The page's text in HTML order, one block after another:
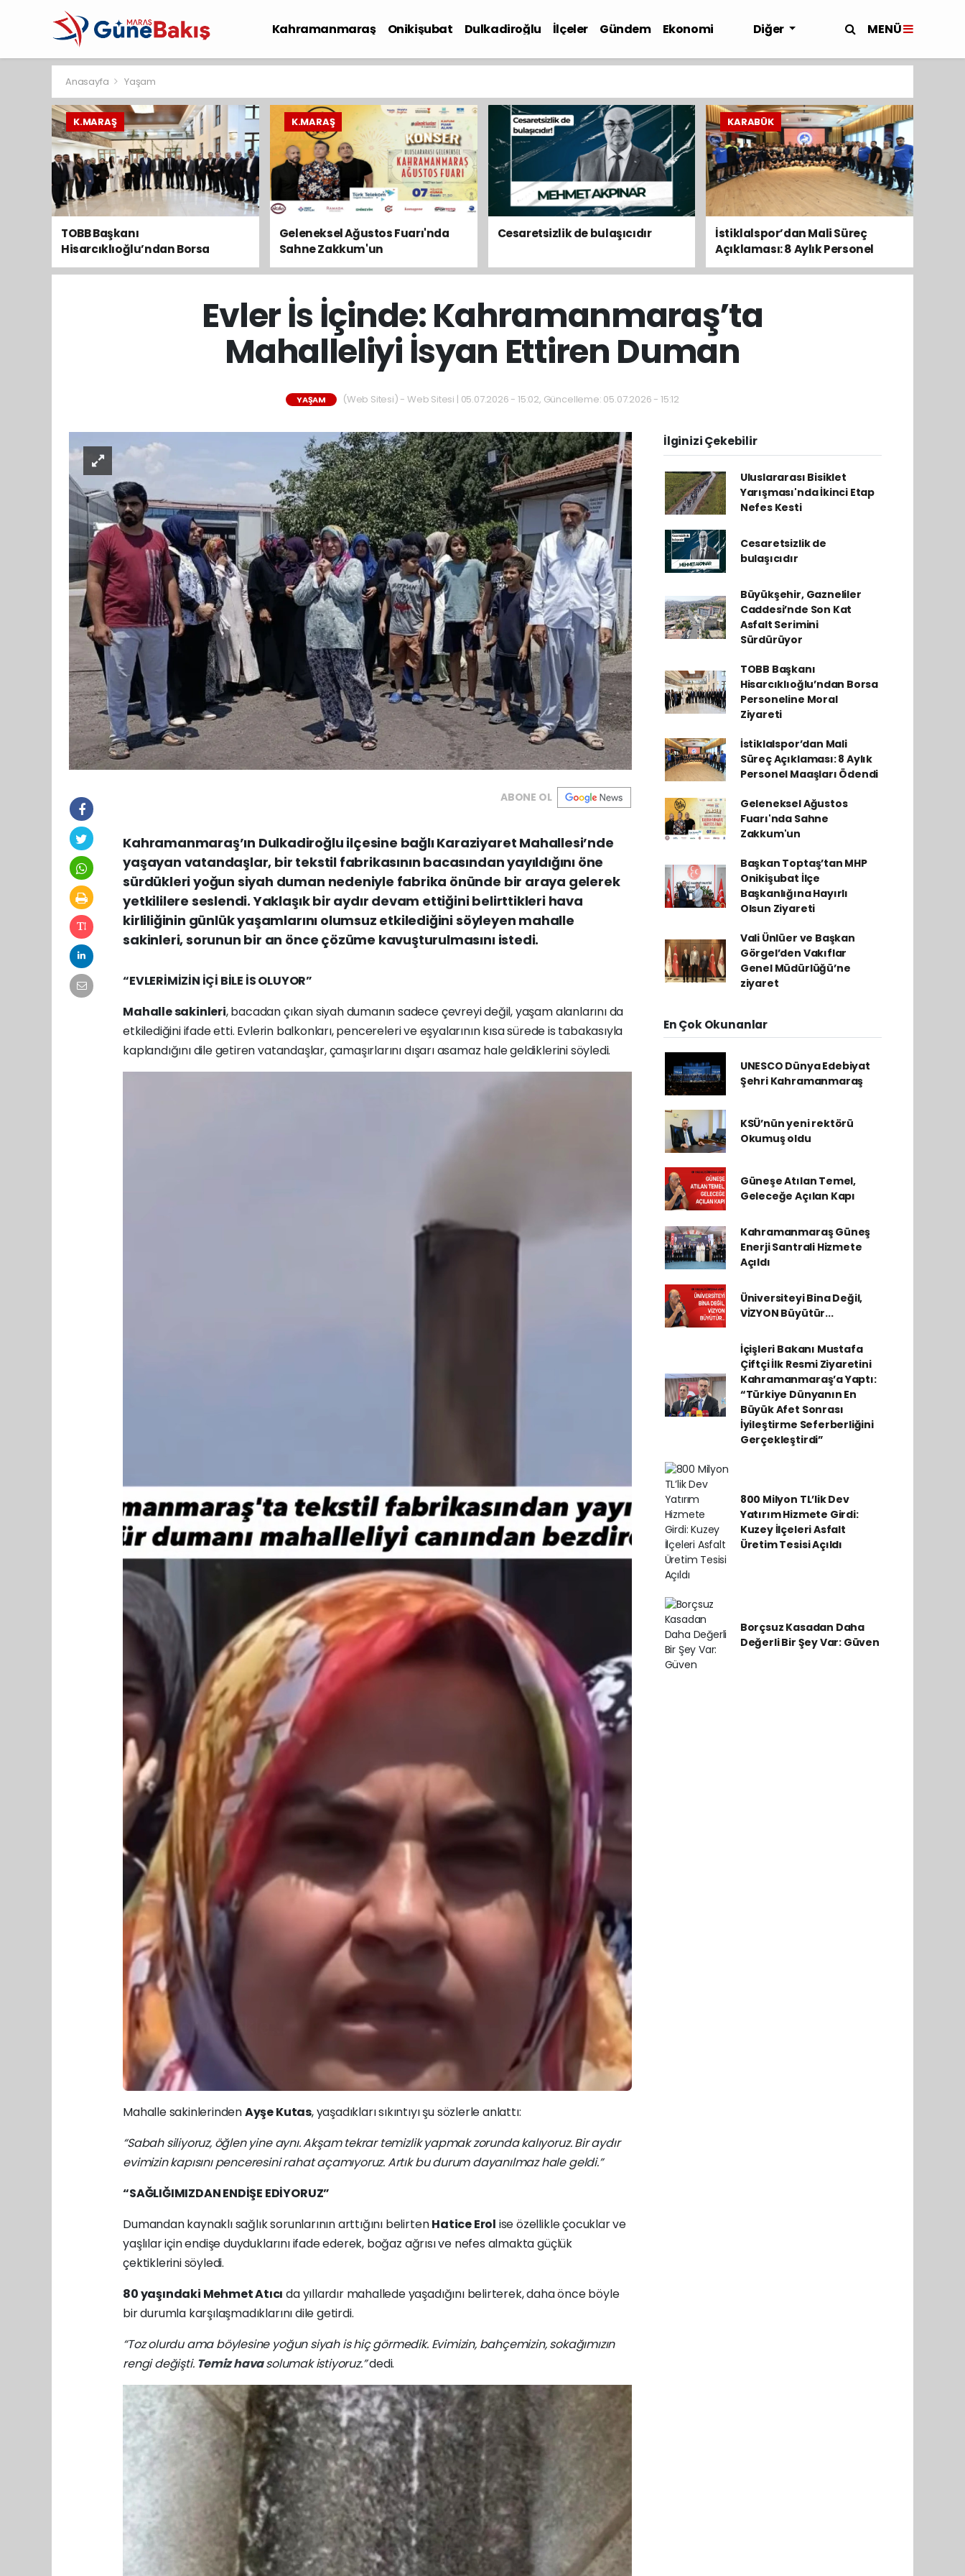
Kahramanmaraş Onikişubat Dulkadiroğlu İlçeler Gündem
Ekonomi
Diğer MENÜ
Anasayfa Yaşam
K.MARAŞ
TOBB Başkanı
Hisarcıklıoğlu’ndan Borsa
Personeline Moral Ziyareti
K.MARAŞ
Geleneksel Ağustos Fuarı'nda
Sahne Zakkum'un
Cesaretsizlik de bulaşıcıdır
KARABÜK
İstiklalspor’dan Mali Süreç
Açıklaması: 8 Aylık Personel
Maaşları Ödendi
Evler İs İçinde: Kahramanmaraş’ta
Mahalleliyi İsyan Ettiren Duman
YAŞAM (Web Sitesi) - Web Sitesi | 05.07.2026 - 15:02, Güncelleme: 05.07.2026 - 15:12
ABONE OL
Kahramanmaraş’ın Dulkadiroğlu ilçesine bağlı Karaziyaret Mahallesi’nde
yaşayan vatandaşlar, bir tekstil fabrikasının bacasından yayıldığını öne
sürdükleri yoğun siyah duman nedeniyle fabrika önünde bir araya gelerek
yetkililere seslendi. Yaklaşık bir aydır devam ettiğini belirttikleri hava
kirliliğinin günlük yaşamlarını olumsuz etkilediğini söyleyen mahalle
sakinleri, sorunun bir an önce çözüme kavuşturulmasını istedi.
“EVLERİMİZİN İÇİ BİLE İS OLUYOR”
Mahalle sakinleri, bacadan çıkan siyah dumanın sadece çevreyi değil, yaşam alanlarını da
etkilediğini ifade etti. Evlerin balkonları, pencereleri ve eşyalarının kısa sürede is tabakasıyla
kaplandığını dile getiren vatandaşlar, çamaşırlarını dışarı asamaz hale geldiklerini söyledi.
Mahalle sakinlerindenAyşe Kutas, yaşadıkları sıkıntıyı şu sözlerle anlattı:
“Sabah siliyoruz, öğlen yine aynı. Akşam tekrar temizlik yapmak zorunda kalıyoruz. Bir aydır
evimizin kapısını penceresini rahat açamıyoruz. Artık bu durum dayanılmaz hale geldi.”
“SAĞLIĞIMIZDAN ENDİŞE EDİYORUZ”
Dumandan kaynaklı sağlık sorunlarının arttığını belirtenHatice Erol ise özellikle çocuklar ve
yaşlılar için endişe duyduklarını ifade ederek, boğaz ağrısı ve nefes almakta güçlük
çektiklerini söyledi.
80 yaşındaki Mehmet Atıcı da yıllardır mahallede yaşadığını belirterek, daha önce böyle
bir durumla karşılaşmadıklarını dile getirdi.
“Toz olurdu ama böylesine yoğun siyah is hiç görmedik. Evimizin, bahçemizin, sokağımızın
rengi değişti. Temiz havasolumak istiyoruz.”dedi.
İlginizi Çekebilir
Uluslararası Bisiklet
Yarışması'nda İkinci Etap
Nefes Kesti
Cesaretsizlik de
bulaşıcıdır
Büyükşehir, Gazneliler
Caddesi’nde Son Kat
Asfalt Serimini
Sürdürüyor
TOBB Başkanı
Hisarcıklıoğlu’ndan Borsa
Personeline Moral
Ziyareti
İstiklalspor’dan Mali
Süreç Açıklaması: 8 Aylık
Personel Maaşları Ödendi
Geleneksel Ağustos
Fuarı'nda Sahne
Zakkum'un
Başkan Toptaş’tan MHP
Onikişubat İlçe
Başkanlığına Hayırlı
Olsun Ziyareti
Vali Ünlüer ve Başkan
Görgel’den Vakıflar
Genel Müdürlüğü’ne
ziyaret
En Çok Okunanlar
UNESCO Dünya Edebiyat
Şehri Kahramanmaraş
KSÜ’nün yeni rektörü
Okumuş oldu
Güneşe Atılan Temel,
Geleceğe Açılan Kapı
Kahramanmaraş Güneş
Enerji Santrali Hizmete
Açıldı
Üniversiteyi Bina Değil,
VİZYON Büyütür...
İçişleri Bakanı Mustafa
Çiftçi İlk Resmi Ziyaretini
Kahramanmaraş’a Yaptı:
“Türkiye Dünyanın En
Büyük Afet Sonrası
İyileştirme Seferberliğini
Gerçekleştirdi”
800 Milyon TL’lik Dev
Yatırım Hizmete Girdi:
Kuzey İlçeleri Asfalt
Üretim Tesisi Açıldı
Borçsuz Kasadan Daha
Değerli Bir Şey Var: Güven